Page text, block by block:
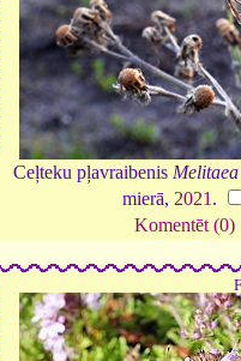
Ceļteku pļavraibenis
mierā, 2021 .
Komentēt (0)